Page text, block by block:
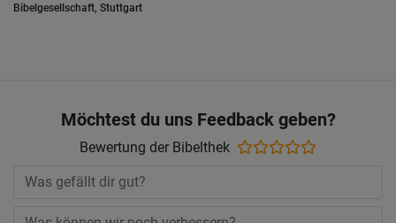
Bibelgesellschaft, Stuttgart
Möchtest du uns Feedback geben?
Bewertung der Bibelthek